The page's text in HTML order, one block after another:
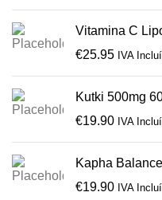
Vitamina C
€25.95 IVA
Kutki 500mg
€19.90 IVA
Kapha
€19.90 IVA